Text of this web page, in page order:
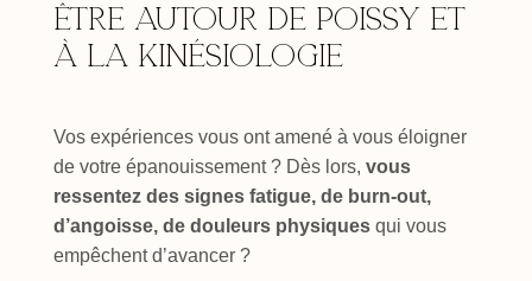
être autour de Poissy et
à la kinésiologie
Vos expériences vous ont amené à vous éloigner
de votre épanouissement ? Dès lors, vous
ressentez des signes fatigue, de burn-out,
d’angoisse, de douleurs physiquesqui vous
empêchent d’avancer ?